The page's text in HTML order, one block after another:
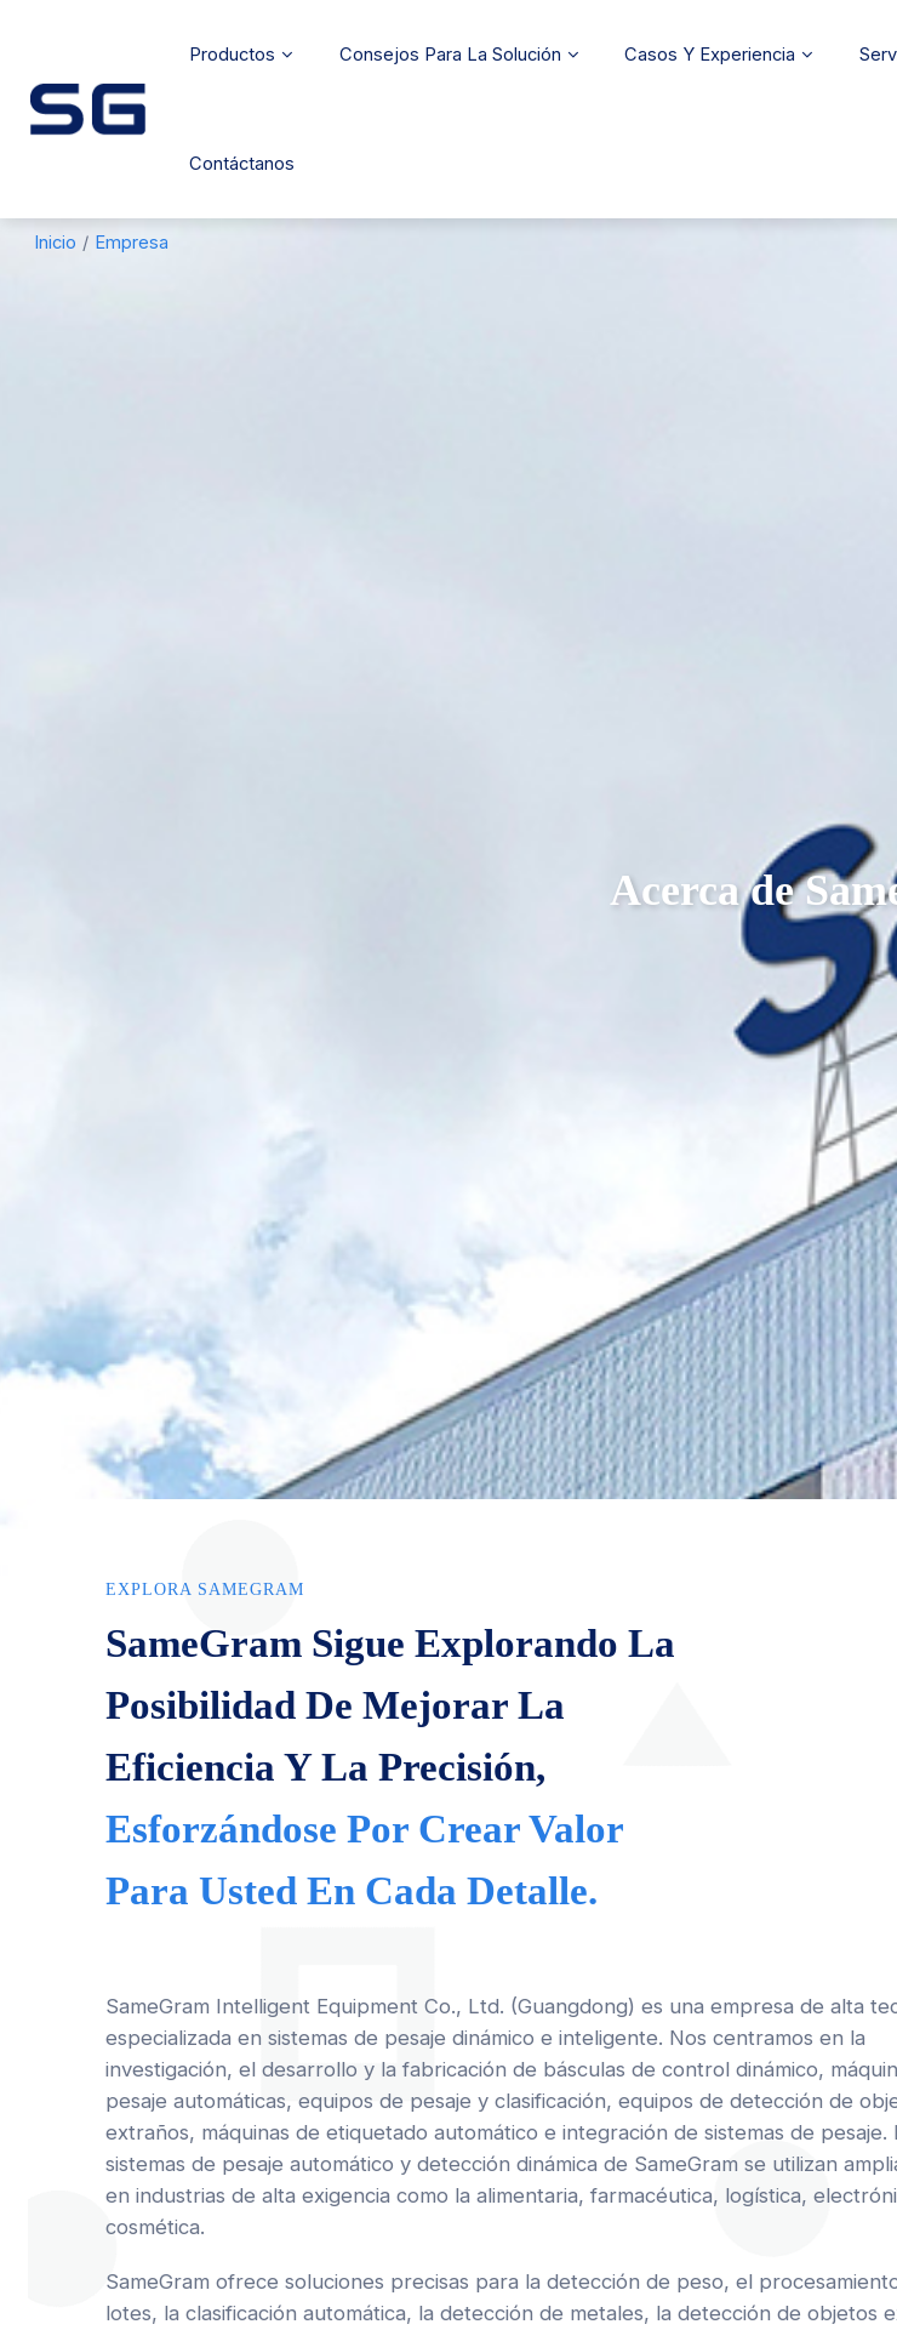
Productos Consejos Para La Solución Casos Y Experiencia
Contáctanos
Inicio / Empresa
Acerca de
EXPLORA SAMEGRAM
SameGram Sigue Explorando La
Posibilidad De Mejorar La
Eficiencia Y La Precisión,
Esforzándose Por Crear Valor
Para Usted En Cada Detalle.
SameGram Intelligent Equipment Co., Ltd. (Guangdong) es una empresa de alta
especializada en sistemas de pesaje dinámico e inteligente. Nos centramos en la
investigación, el desarrollo y la fabricación de básculas de control dinámico,
pesaje automáticas, equipos de pesaje y clasificación, equipos de detección de
extraños, máquinas de etiquetado automático e integración de sistemas de pesaje.
sistemas de pesaje automático y detección dinámica de SameGram se utilizan
en industrias de alta exigencia como la alimentaria, farmacéutica, logística,
cosmética.
SameGram ofrece soluciones precisas para la detección de peso, el
lotes, la clasificación automática, la detección de metales, la detección de objetos